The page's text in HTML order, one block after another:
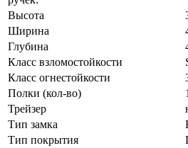
Высота
Ширина
Глубина
Класс взломостойкости
Класс огнестойкости
Полки (кол-во)
1
Трейзер
Тип замка
Тип покрытия